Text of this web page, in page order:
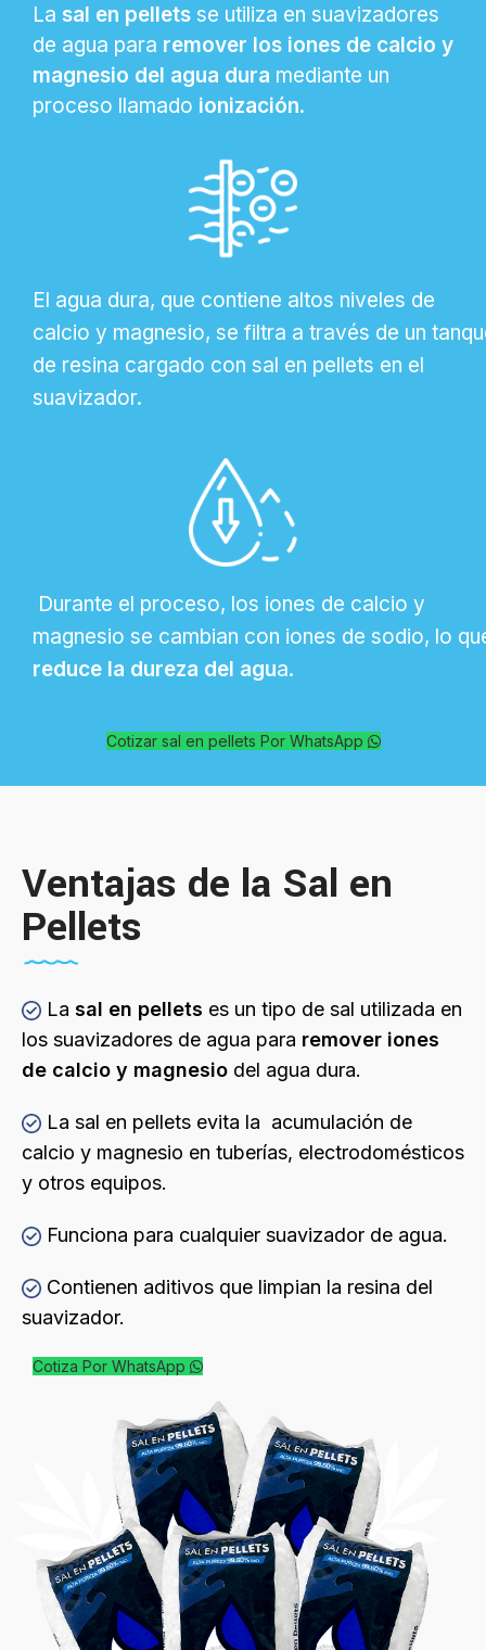
La sal en pellets se utiliza en suavizadores
de agua para remover los iones de calcio y
magnesio del agua dura mediante un
proceso llamado ionización.
El agua dura, que contiene altos niveles de
calcio y magnesio, se filtra a través de un
de resina cargado con sal en pellets en el
suavizador.
Durante el proceso, los iones de calcio y
magnesio se cambian con iones de sodio, lo
reduce la dureza del agua.
Cotizar sal en pellets Por WhatsApp
Ventajas de la Sal en
Pellets
La sal en pellets es un tipo de sal utilizada en
los suavizadores de agua para remover iones
de calcio y magnesio del agua dura.
La sal en pellets evita la acumulación de
calcio y magnesio en tuberías, electrodomésticos
y otros equipos.
Funciona para cualquier suavizador de agua.
Contienen aditivos que limpian la resina del
suavizador.
Cotiza Por WhatsApp